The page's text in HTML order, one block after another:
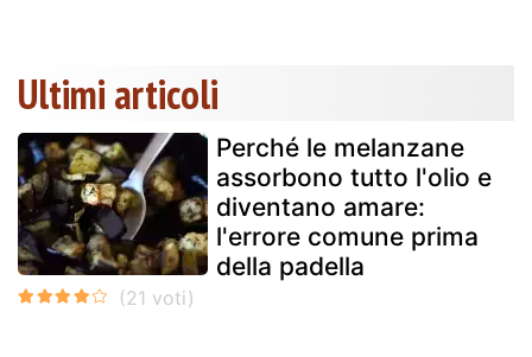
Ultimi articoli
Perché le melanzane
assorbono tutto l'olio e
diventano amare:
l'errore comune prima
della padella